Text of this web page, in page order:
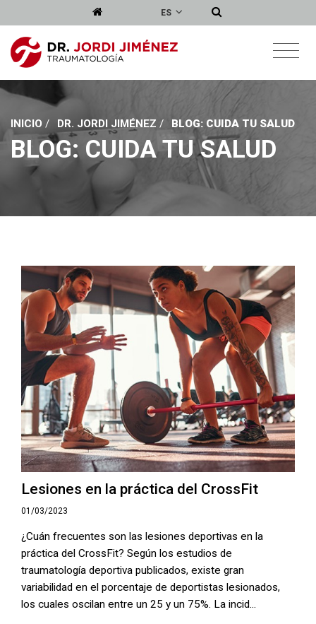
ES
INICIO / DR. JORDI JIMÉNEZ / BLOG: CUIDA TU SALUD
BLOG: CUIDA TU SALUD
Lesiones en la práctica del CrossFit
01/03/2023
¿Cuán frecuentes son las lesiones deportivas en la
práctica del CrossFit? Según los estudios de
traumatología deportiva publicados, existe gran
variabilidad en el porcentaje de deportistas lesionados,
los cuales oscilan entre un 25 y un 75%. La incid...